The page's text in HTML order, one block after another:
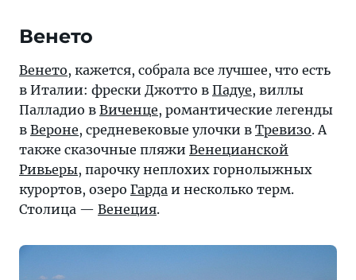
Венето
Венето, кажется, собрала все лучшее, что есть
в Италии: фрески Джотто в Падуе, виллы
Палладио в Виченце, романтические легенды
в Вероне, средневековые улочки в Тревизо. А
также сказочные пляжи Венецианской
Ривьеры, парочку неплохих горнолыжных
курортов, озеро Гарда и несколько терм.
Столица — Венеция.